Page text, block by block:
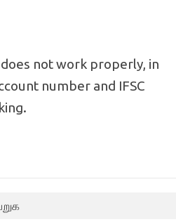
not work properly, in
number and IFSC